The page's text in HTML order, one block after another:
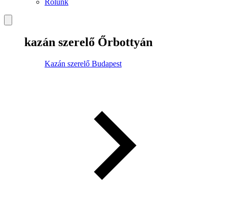
Rólunk
kazán szerelő Őrbottyán
Kazán szerelő Budapest